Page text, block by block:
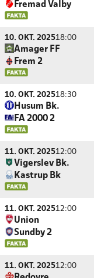
Fremad Valby
10. OKT. 202518:00
Amager FF
Frem 2
10. OKT. 202518:30
Husum Bk.
FA 2000 2
11. OKT. 202512:00
Vigerslev Bk.
Kastrup Bk
11. OKT. 202512:00
Union
Sundby 2
11. OKT. 202512:00